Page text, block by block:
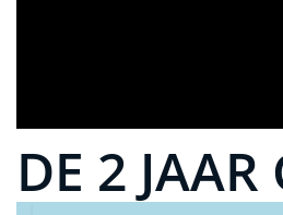
DE 2 JAAR